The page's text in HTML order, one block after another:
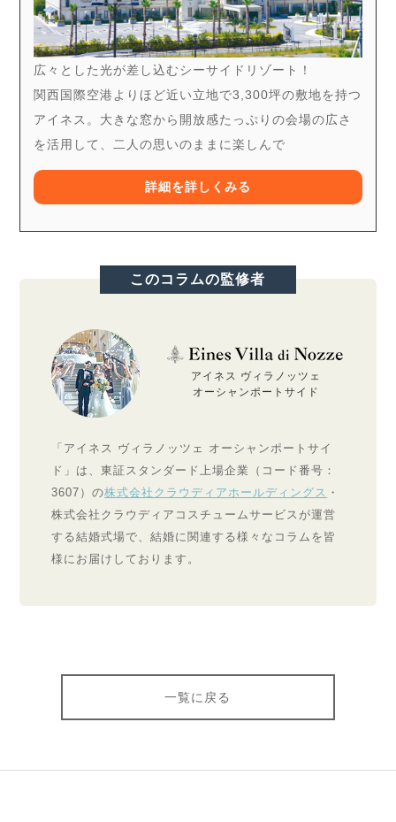
広々とした光が差し込むシーサイドリゾート！
関西国際空港よりほど近い立地で3,300坪の敷地を持つ
アイネス。大きな窓から開放感たっぷりの会場の広さ
を活用して、二人の思いのままに楽しんで
詳細を詳しくみる
このコラムの監修者
アイネス ヴィラノッツェ
オーシャンポートサイド
「アイネス ヴィラノッツェ オーシャンポートサイ
ド」は、東証スタンダード上場企業（コード番号：
3607）の株式会社クラウディアホールディングス ・
株式会社クラウディアコスチュームサービスが運営
する結婚式場で、結婚に関連する様々なコラムを皆
様にお届けしております。
一覧に戻る